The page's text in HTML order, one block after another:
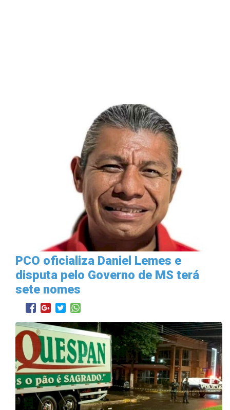
PCO oficializa Daniel Lemes e
disputa pelo Governo de MS terá
sete nomes